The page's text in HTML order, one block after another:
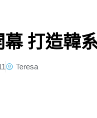
打造韓
Teresa